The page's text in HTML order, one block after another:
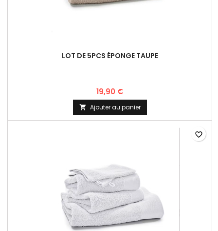
LOT DE 5PCS ÉPONGE TAUPE
19,90 €
 Ajouter au panier
favorite_border